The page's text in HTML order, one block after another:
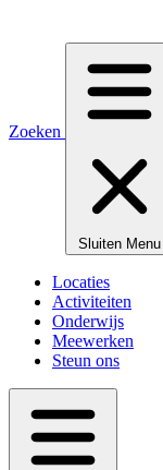
Zoeken
Sluiten Menu
Locaties
Activiteiten
Onderwijs
Meewerken
Steun ons